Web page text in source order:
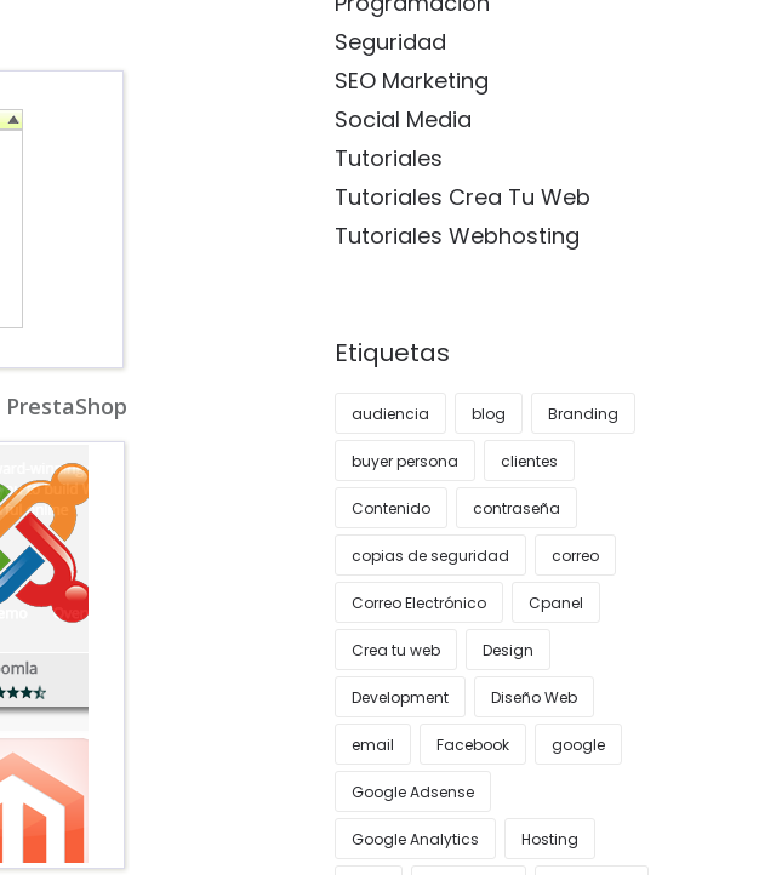
PrestaShop
Seguridad
SEO Marketing
Social Media
Tutoriales
Tutoriales Crea Tu Web
Tutoriales Webhosting
Etiquetas
audiencia blog Branding
buyer persona clientes
Contenido contraseña
copias de seguridad correo
Correo Electrónico Cpanel
Crea tu web Design
Development Diseño Web
email Facebook google
Google Adsense
Google Analytics Hosting